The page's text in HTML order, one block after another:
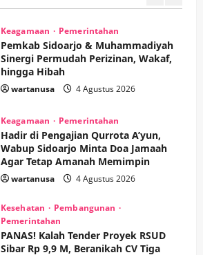
Keagamaan Pemerintahan
Hadir di Pengajian Qurrota A’yun,
Wabup Sidoarjo Minta Doa Jamaah
Agar Tetap Amanah Memimpin
wartanusa 4 Agustus 2026
Kesehatan Pembangunan
Pemerintahan
PANAS! Kalah Tender Proyek RSUD
Sibar Rp 9,9 M, Beranikah CV Tiga
Anugerah Utama Pertaruhkan
Jaminan Rp 100 Juta?
wartanusa 5 Agustus 2026
Olahraga
Adu Taktik di Atas Rumput Sintetis:
PWI dan Sapma PP Sidoarjo
Memanaskan Mesin Menuju Piala